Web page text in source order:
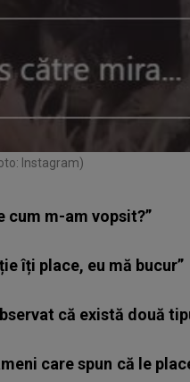
Instagram)
cum m-am vopsit?”
îți place, eu mă bucur”
că există două
care spun că le